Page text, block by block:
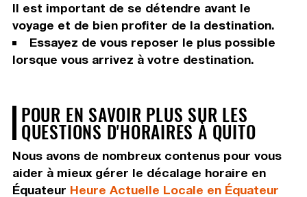
Il est important de se détendre avant le
voyage et de bien profiter de la destination.
Essayez de vous reposer le plus possible
lorsque vous arrivez à votre destination.
POUR EN SAVOIR PLUS SUR LES
QUESTIONS D'HORAIRES À QUITO
Nous avons de nombreux contenus pour vous
aider à mieux gérer le décalage horaire en
Équateur Heure Actuelle Locale en Équateur